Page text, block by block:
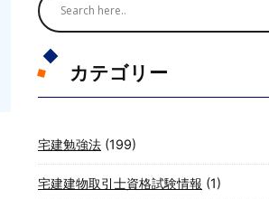
カテゴリー
宅建勉強法 (199)
宅建建物取引士資格試験情報 (1)